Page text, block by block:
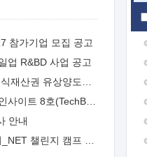
년 8월
을 기업현장에 파견.
써 ETRI 개발기술의
을 강견기업으로
청자격: ETRI
, 기술이전/출자기업
참가기업 모집 공고
업 R&BD 사업 공고
ETRI 테크비즈 인사이트 8호(TechBiz Insight Vol.8) 발간
안내